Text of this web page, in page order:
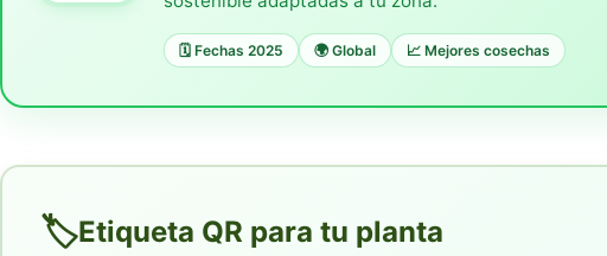
🗓️ Fechas 2025 🌍 Global 📈 Mejores cosechas
Etiqueta QR para tu planta